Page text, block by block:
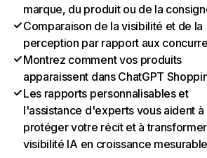
marque, du produit ou de la
Comparaison de la visibilité et de la
perception par rapport aux
Montrez comment vos produits
apparaissent dans ChatGPT
Les rapports personnalisables et
l'assistance d'experts vous aident à
protéger votre récit et à
visibilité IA en croissance